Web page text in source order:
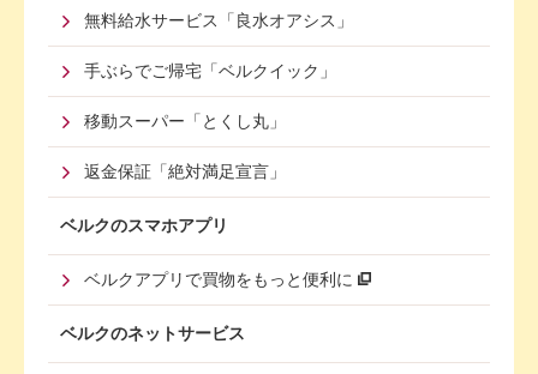
無料給水サービス「良水オアシス」
手ぶらでご帰宅「ベルクイック」
移動スーパー「とくし丸」
返金保証「絶対満足宣言」
ベルクのスマホアプリ
ベルクアプリで買物をもっと便利に
ベルクのネットサービス